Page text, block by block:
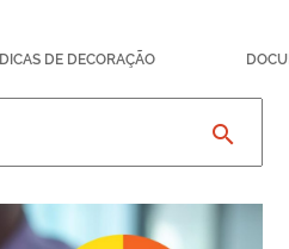
•Trabalhe
DICAS DE DECORAÇÃO
search